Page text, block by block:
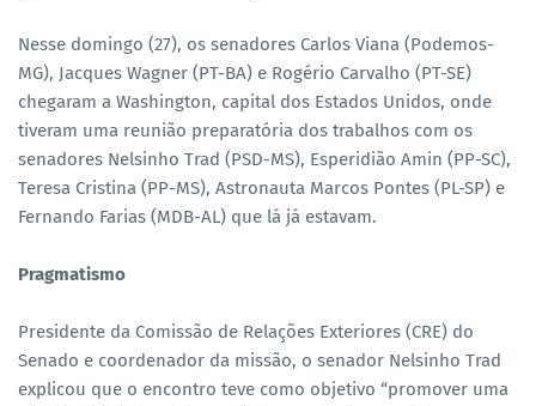
Nesse domingo (27), os senadores Carlos Viana (Podemos-
MG), Jacques Wagner (PT-BA) e Rogério Carvalho (PT-SE)
chegaram a Washington, capital dos Estados Unidos, onde
tiveram uma reunião preparatória dos trabalhos com os
senadores Nelsinho Trad (PSD-MS), Esperidião Amin (PP-SC),
Teresa Cristina (PP-MS), Astronauta Marcos Pontes (PL-SP) e
Fernando Farias (MDB-AL) que lá já estavam.
Pragmatismo
Presidente da Comissão de Relações Exteriores (CRE) do
Senado e coordenador da missão, o senador Nelsinho Trad
explicou que o encontro teve como objetivo “promover uma